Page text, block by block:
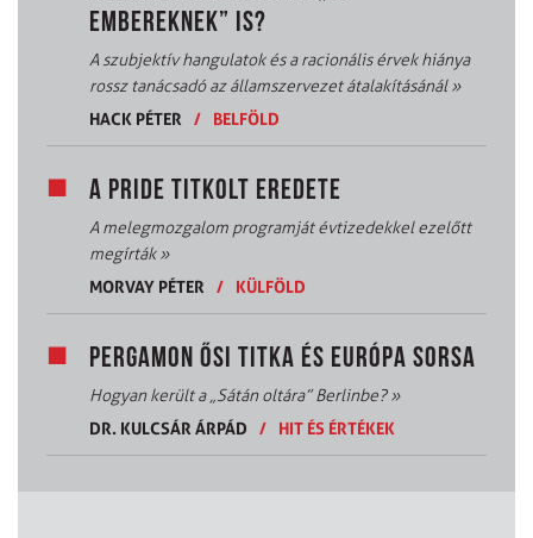
EMBEREKNEK” IS?
A szubjektív hangulatok és a racionális érvek hiánya
rossz tanácsadó az államszervezet átalakításánál»
HACK PÉTER
/ BELFÖLD
A PRIDE TITKOLT EREDETE
A melegmozgalom programját évtizedekkel ezelőtt
megírták»
MORVAY PÉTER
/ KÜLFÖLD
PERGAMON ŐSI TITKA ÉS EURÓPA SORSA
Hogyan került a „Sátán oltára” Berlinbe?»
DR. KULCSÁR ÁRPÁD
/ HIT ÉS ÉRTÉKEK